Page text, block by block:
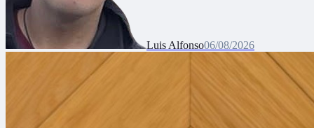
Luis Alfonso06/08/2026